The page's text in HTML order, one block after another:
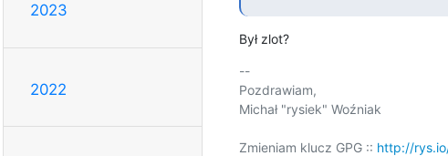
2023
2022
Był zlot?
--
Pozdrawiam,
Michał "rysiek" Woźniak
Zmieniam klucz GPG :: http://